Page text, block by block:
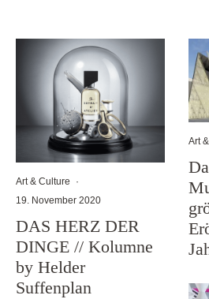
Art & Culture
·
19. November 2020
DAS HERZ DER
DINGE // Kolumne
by Helder
Suffenplan
Art